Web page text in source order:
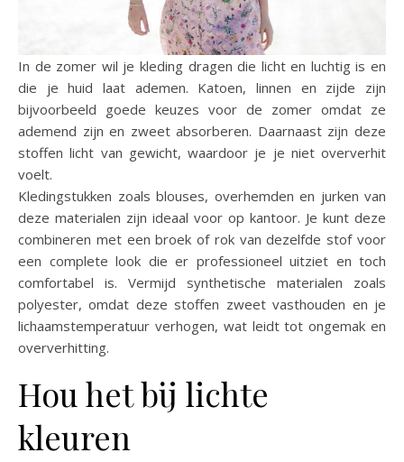
In de zomer wil je kleding dragen die licht en luchtig is en
die je huid laat ademen. Katoen, linnen en zijde zijn
bijvoorbeeld goede keuzes voor de zomer omdat ze
ademend zijn en zweet absorberen. Daarnaast zijn deze
stoffen licht van gewicht, waardoor je je niet oververhit
voelt.
Kledingstukken zoals blouses, overhemden en jurken van
deze materialen zijn ideaal voor op kantoor. Je kunt deze
combineren met een broek of rok van dezelfde stof voor
een complete look die er professioneel uitziet en toch
comfortabel is. Vermijd synthetische materialen zoals
polyester, omdat deze stoffen zweet vasthouden en je
lichaamstemperatuur verhogen, wat leidt tot ongemak en
oververhitting.
Hou het bij lichte
kleuren